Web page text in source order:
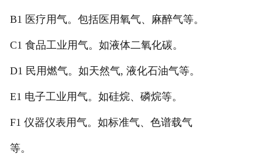
B1 医疗用气。包括医用氧气、麻醉气等。
C1 食品工业用气。如液体二氧化碳。
D1 民用燃气。如天然气, 液化石油气等。
E1 电子工业用气。如硅烷、磷烷等。
F1 仪器仪表用气。如标准气、色谱载气
等。